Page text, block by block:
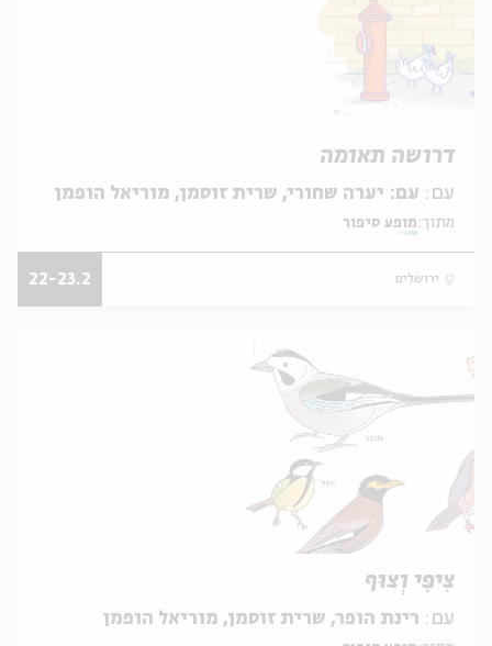
דרושה תאומה
עם:
מתוך: מופע סיפור
ירושלים 22-23.2
צִיפִּי וְצוּף
עם: